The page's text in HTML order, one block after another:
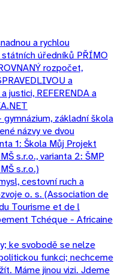
a rychlou
úředníků PŘÍMO
rozpočet,
a
justici, REFERENDA a
základní škola
názvy ve dvou
1: Škola Můj Projekt
s.r.o., varianta 2: ŠMP
s.r.o.)
cestovní ruch a
o. s. (Association de
Tourisme et de l
Tchéque - Africaine
ke svobodě se nelze
funkci; nechceme
Máme jinou vizi. Jdeme